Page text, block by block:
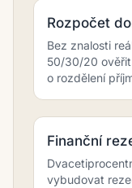
Rozpočet
Bez znalosti
50/30/20
o rozdělení
Finanční
vybudovat